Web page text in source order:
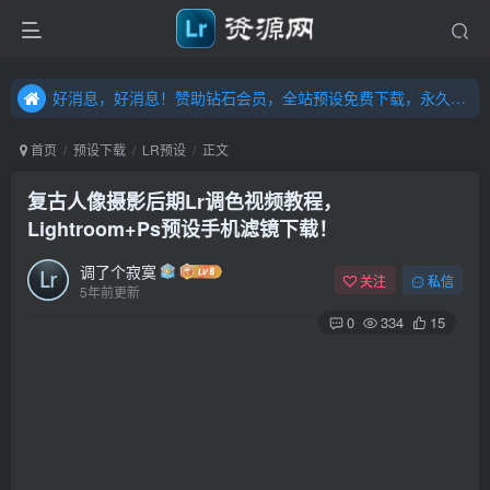
好消息，好消息！赞助钻石会员，全站预设免费下载，永久钻石会员，”送“万元超值资源，内容丰富，容量高达20T，不断更新！点击进入……
好消息，好消息！赞助钻石会员，全站预设免费下载，永久钻石会员，”送“万元超值资源，内容丰富，容量高达20T，不断更新！点击进入……
首页 预设下载 LR预设 正文
复古人像摄影后期Lr调色视频教程，
Lightroom+Ps预设手机滤镜下载！
调了个寂寞
5年前更新
关注 私信
0 334 15